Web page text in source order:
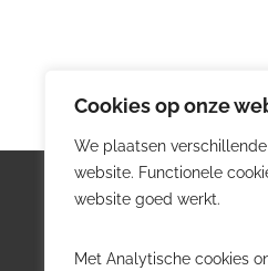
Cookies op onze
We plaatsen
website. Functionele
website goed werkt.
Met Analytische cookies
Logistiek.be
Logistiek.be brengt